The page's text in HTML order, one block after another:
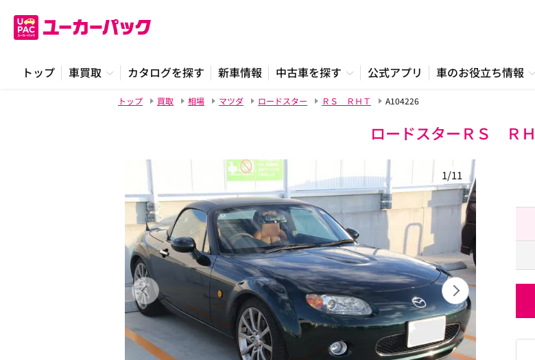
トップ 車買取 カタログを探す 新車情報 中古車を探す 公式アプリ 車のお役立ち情報
トップ 買取 相場 マツダ ロードスター ＲＳ ＲＨＴ A104226
ロードスターＲＳ Ｒ
1/11